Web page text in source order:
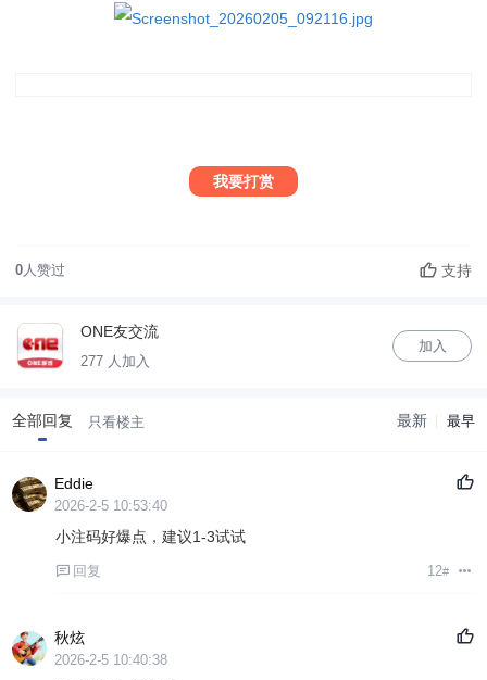
我要打赏
0人赞过 支持
ONE友交流
277 人加入
加入
全部回复 只看楼主 最新 最早
Eddie
2026-2-5 10:53:40
小注码好爆点，建议1-3试试
回复 12#
秋炫
2026-2-5 10:40:38